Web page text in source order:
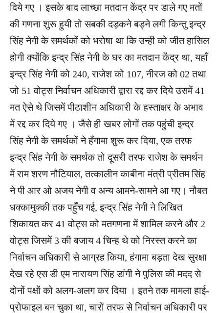
दिये गए । इसके बाद लाच्छा मतदान केंद्र पर डाले गए मतों
की गणना शुरू हुयी तो सबकी दड़कने बड्ने लगी किन्तु इन्द्र
सिंह नेगी के समर्थकों को भरोषा था कि उन्ही को जीत हासिल
होगी क्योंकि इन्द्र सिंह नेगी के घर का मतदान केंद्र था, यहाँ
इन्द्र सिंह नेगी को 240, राजेश को 107, नीरज को 02 तथा
जो 51 वोट्स निर्वाचन अधिकारी द्वारा रद्द कर दिये उसमें 41
मत ऐसे थे जिसमें पीठाशीन अधिकारी के हस्ताक्षर के अभाव
में रद्द कर दिये गए । जैसे ही खबर लोगों तक पहुंची इन्द्र
सिंह नेगी के समर्थकों ने हँगामा शुरू कर दिया, एक तरफ
इन्द्र सिंह नेगी के समर्थक तो दूसरी तरफ राजेश के समर्थन
में राम शरण नौटियाल, तत्कालीन काबीना मंत्री प्रीतम सिंह
ने पी आर ओ अजय नेगी व अन्य आमने-सामने आ गए। नौबत
धक्कामुक्की तक पहुँच गई, इन्द्र सिंह नेगी ने लिखित
शिकायत कर 41 वोट्स को मतगणना में शामिल करने और 2
वोट्स जिसमें 3 की बजाय 4 चिन्ह थे को निरस्त करने का
निर्वाचन अधिकारी से आग्रह किया, हंगामा बड़ता देख सुरक्षा
देख रहे एस डी एम नारायण सिंह डांगी ने पुलिस की मदद से
दोनों पक्षों को अलग-अलग कर दिया । इतने तक मामला हाई-
प्रोफाइल बन चुका था, चारों तरफ से निर्वाचन अधिकारी पर